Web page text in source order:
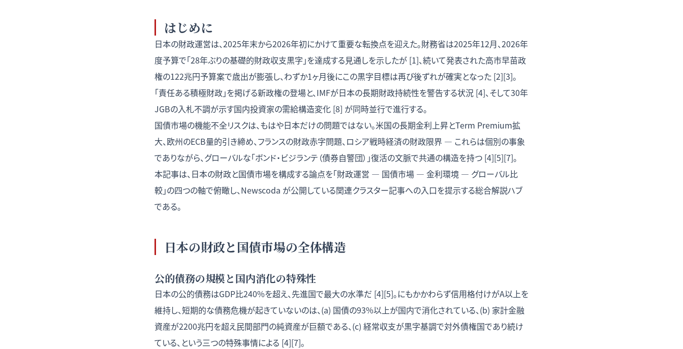
はじめに
日本の財政運営は、2025年末から2026年初にかけて重要な転換点を迎えた。財務省は2025年12月、2026年
度予算で「28年ぶりの基礎的財政収支黒字」を達成する見通しを示したが [1]、続いて発表された高市早苗政
権の122兆円予算案で歳出が膨張し、わずか1ヶ月後にこの黒字目標は再び後ずれが確実となった [2][3]。
「責任ある積極財政」を掲げる新政権の登場と、IMFが日本の長期財政持続性を警告する状況 [4]、そして30年
JGBの入札不調が示す国内投資家の需給構造変化 [8] が同時並行で進行する。
国債市場の機能不全リスクは、もはや日本だけの問題ではない。米国の長期金利上昇とTerm Premium拡
大、欧州のECB量的引き締め、フランスの財政赤字問題、ロシア戦時経済の財政限界 — これらは個別の事象
でありながら、グローバルな「ボンド・ビジランテ（債券自警団）」復活の文脈で共通の構造を持つ [4][5][7]。
本記事は、日本の財政と国債市場を構成する論点を「財政運営 — 国債市場 — 金利環境 — グローバル比
較」の四つの軸で俯瞰し、Newscoda が公開している関連クラスター記事への入口を提示する総合解説ハブ
である。
日本の財政と国債市場の全体構造
公的債務の規模と国内消化の特殊性
日本の公的債務はGDP比240%を超え、先進国で最大の水準だ [4][5]。にもかかわらず信用格付けがA以上を
維持し、短期的な債務危機が起きていないのは、(a) 国債の93%以上が国内で消化されている、(b) 家計金融
資産が2200兆円を超え民間部門の純資産が巨額である、(c) 経常収支が黒字基調で対外債権国であり続け
ている、という三つの特殊事情による [4][7]。